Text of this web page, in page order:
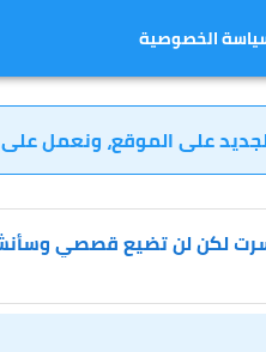
الخصوصية
على الموقع، ونعمل
لكن لن تضيع قصصي